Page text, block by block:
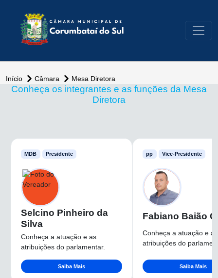
Início Câmara Mesa Diretora
Conheça os integrantes e as funções da Mesa
Diretora
MDB Presidente
Selcino Pinheiro da
Silva
Conheça a atuação e as
atribuições do parlamentar.
Saiba Mais
pp Vice-Presidente
Fabiano Baião
Conheça a atuação e as
atribuições do
Saiba Mais